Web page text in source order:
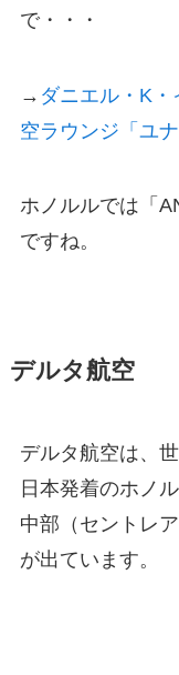
で・・・
→ ダニエル・K
空ラウンジ「ユ
ホノルルでは「
ですね。
デルタ航空
デルタ航空は、
日本発着のホノ
中部（セントレ
が出ています。